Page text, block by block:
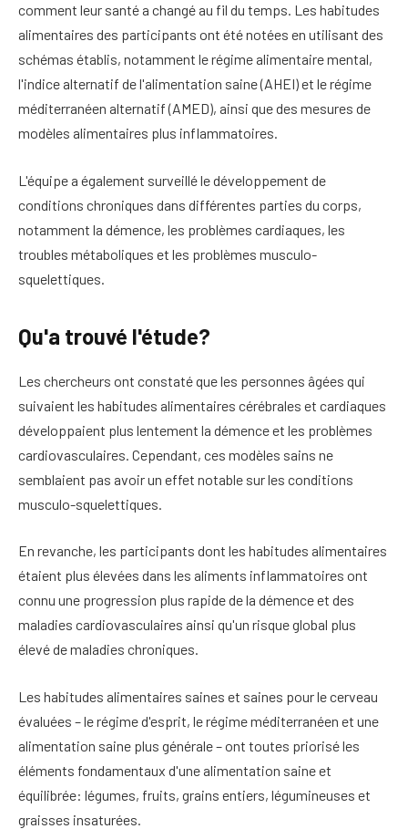
comment leur santé a changé au fil du temps. Les habitudes
alimentaires des participants ont été notées en utilisant des
schémas établis, notamment le régime alimentaire mental,
l'indice alternatif de l'alimentation saine (AHEI) et le régime
méditerranéen alternatif (AMED), ainsi que des mesures de
modèles alimentaires plus inflammatoires.
L'équipe a également surveillé le développement de
conditions chroniques dans différentes parties du corps,
notamment la démence, les problèmes cardiaques, les
troubles métaboliques et les problèmes musculo-
squelettiques.
Qu'a trouvé l'étude?
Les chercheurs ont constaté que les personnes âgées qui
suivaient les habitudes alimentaires cérébrales et cardiaques
développaient plus lentement la démence et les problèmes
cardiovasculaires. Cependant, ces modèles sains ne
semblaient pas avoir un effet notable sur les conditions
musculo-squelettiques.
En revanche, les participants dont les habitudes alimentaires
étaient plus élevées dans les aliments inflammatoires ont
connu une progression plus rapide de la démence et des
maladies cardiovasculaires ainsi qu'un risque global plus
élevé de maladies chroniques.
Les habitudes alimentaires saines et saines pour le cerveau
évaluées – le régime d'esprit, le régime méditerranéen et une
alimentation saine plus générale – ont toutes priorisé les
éléments fondamentaux d'une alimentation saine et
équilibrée: légumes, fruits, grains entiers, légumineuses et
graisses insaturées.